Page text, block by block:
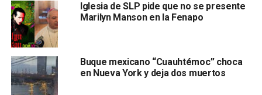
para apoyarla en talleres o cursos futuros.
Iglesia de SLP pide que no se presente
Marilyn Manson en la Fenapo
Buque mexicano “Cuauhtémoc” choca
en Nueva York y deja dos muertos